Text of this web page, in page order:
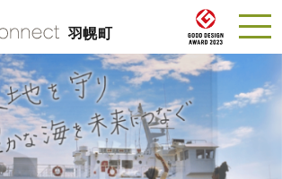
羽幌町